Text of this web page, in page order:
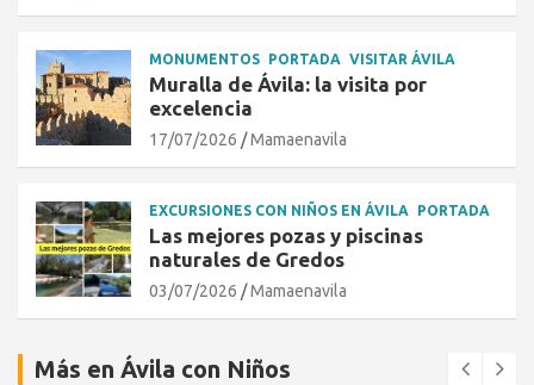
MONUMENTOS PORTADA VISITAR ÁVILA
Muralla de Ávila: la visita por
excelencia
17/07/2026 Mamaenavila
EXCURSIONES CON NIÑOS EN ÁVILA PORTADA
Las mejores pozas y piscinas
naturales de Gredos
03/07/2026 Mamaenavila
Más en Ávila con Niños